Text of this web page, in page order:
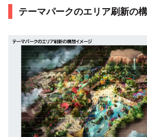
テーマパークのエリア刷新の